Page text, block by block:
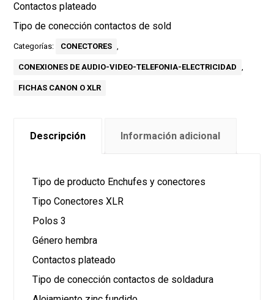
Contactos plateado
Tipo de conección contactos de sold
Categorías: CONECTORES ,
CONEXIONES DE AUDIO-VIDEO-TELEFONIA-ELECTRICIDAD ,
FICHAS CANON O XLR
Descripción Información adicional
Tipo de producto Enchufes y conectores
Tipo Conectores XLR
Polos 3
Género hembra
Contactos plateado
Tipo de conección contactos de soldadura